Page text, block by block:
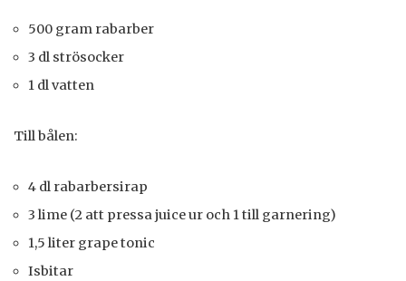
500 gram rabarber
3 dl strösocker
1 dl vatten
Till bålen:
4 dl rabarbersirap
3 lime (2 att pressa juice ur och 1 till garnering)
1,5 liter grape tonic
Isbitar